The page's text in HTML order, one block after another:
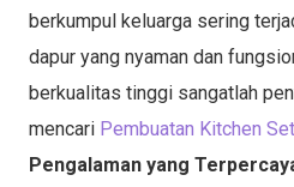
berkumpul keluarga sering
dapur yang nyaman dan
berkualitas tinggi sangatlah
mencari Pembuatan Kitchen
Pengalaman yang